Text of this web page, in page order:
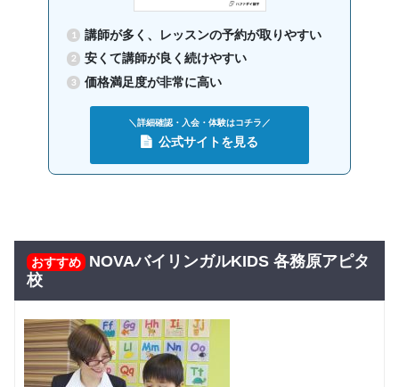
講師が多く、レッスンの予約が取りやすい
安くて講師が良く続けやすい
価格満足度が非常に高い
＼詳細確認・入会・体験はコチラ／
公式サイトを見る
おすすめ
NOVAバイリンガルKIDS 各務原アピタ
校